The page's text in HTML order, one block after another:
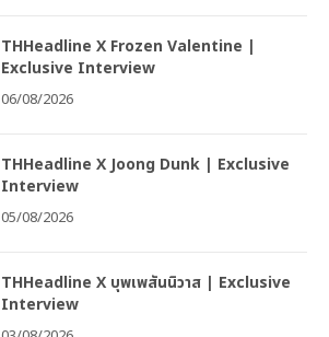
THHeadline X Frozen Valentine |
Exclusive Interview
06/08/2026
THHeadline X Joong Dunk | Exclusive
Interview
05/08/2026
THHeadline X บุพเพสันนิวาส | Exclusive
Interview